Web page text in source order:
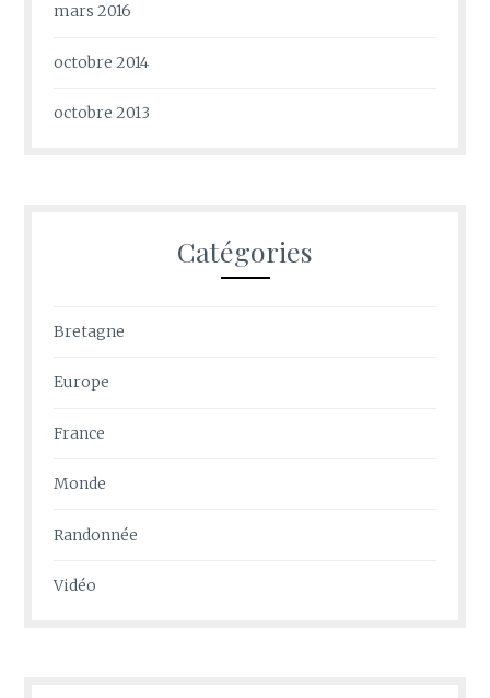
mars 2016
octobre 2014
octobre 2013
Catégories
Bretagne
Europe
France
Monde
Randonnée
Vidéo